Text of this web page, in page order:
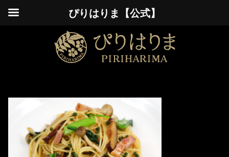
ぴりはりま【公式】